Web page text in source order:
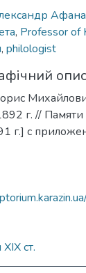
, Professor of
, philologist
опис
г. //
г.] с
ст.